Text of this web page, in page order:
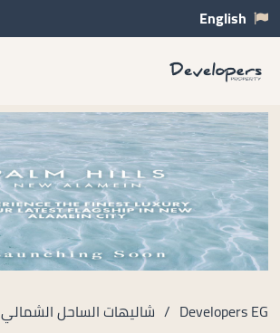
English
Developers EG
/ شاليهات الساحل الشمالي